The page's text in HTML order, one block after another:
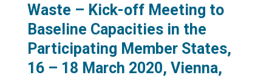
Waste – Kick-off Meeting to
Baseline Capacities in the
Participating Member States,
16 – 18 March 2020, Vienna,